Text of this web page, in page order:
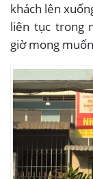
khách lên
liên tục trong
giờ mong